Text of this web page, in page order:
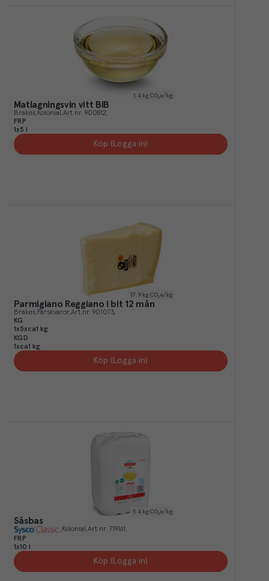
1.4 kg CO₂e/kg
Matlagningsvin vitt BIB
Brakes Kolonial Art.nr. 900812
FRP
1x5 l
Köp (Logga in)
17.9 kg CO₂e/kg
Parmigiano Reggiano i bit 12 mån
Brakes Färskvaror Art.nr. 901073
KG
1x5xca1 kg
KGD
1xca1 kg
Köp (Logga in)
5.4 kg CO₂e/kg
Såsbas
Kolonial Art.nr. 719161
FRP
1x10 l
Köp (Logga in)